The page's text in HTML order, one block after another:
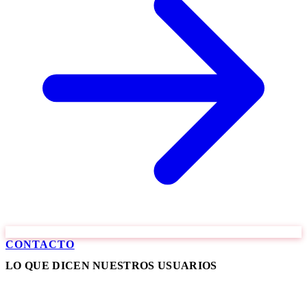
CONTACTO
LO QUE DICEN NUESTROS USUARIOS